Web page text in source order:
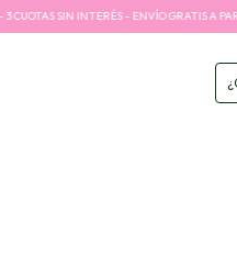
SIN INTERÉS - ENVÍO GRATIS A